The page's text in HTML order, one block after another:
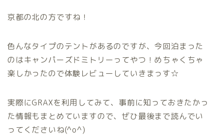
京都の北の方ですね！
色んなタイプのテントがあるのですが、今回泊まった
のはキャンパーズドミトリーってやつ！めちゃくちゃ
楽しかったので体験レビューしていきまっす☆
実際にGRAXを利用してみて、事前に知っておきたかっ
た情報もまとめていますので、ぜひ最後まで読んでい
ってくださいね(^o^)